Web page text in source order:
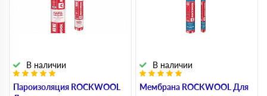
Пароизоляция ROCKWOOL
В наличии
Мембрана ROCKWOOL Для
В наличии